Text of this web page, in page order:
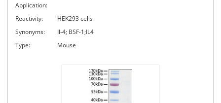
Application:
Reactivity:
HEK293 cells
Synonyms:
Il-4; BSF-1;IL4
Type:
Mouse